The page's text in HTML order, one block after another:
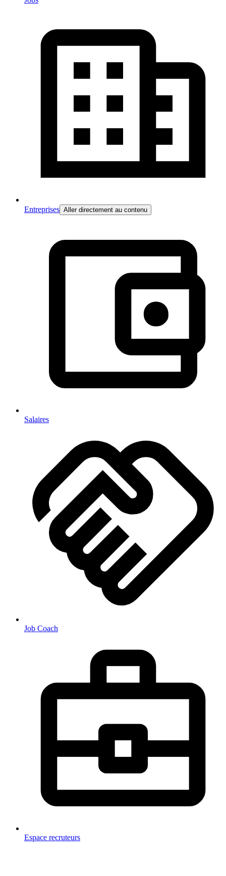
Entreprises Aller directement au contenu
Salaires
Job Coach
Espace recruteurs